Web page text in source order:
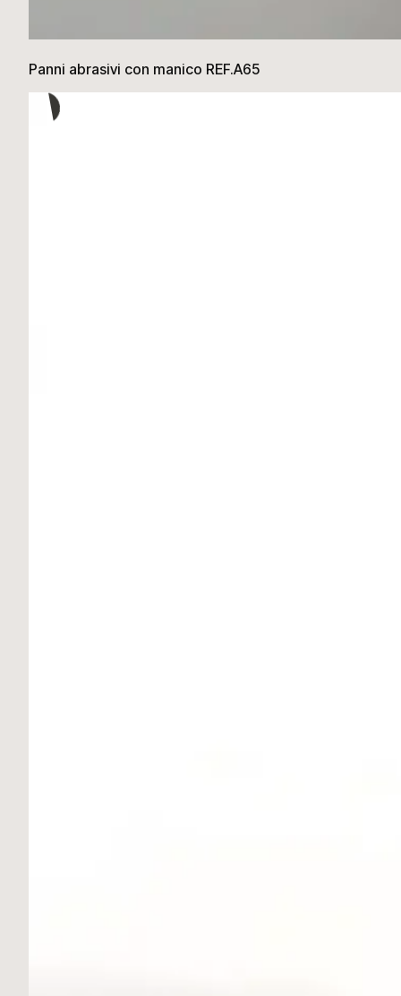
Panni abrasivi con manico REF.A65